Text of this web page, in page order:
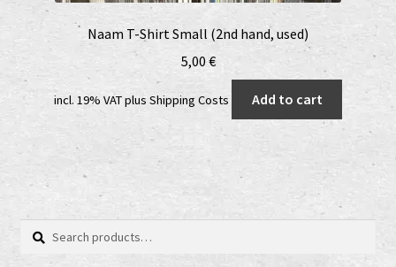
Naam T-Shirt Small (2nd hand, used)
5,00€
incl. 19% VATplus Shipping Costs Add to cart
Search
Search